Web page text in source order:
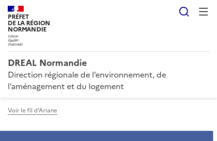
PRÉFET
DE LA RÉGION
NORMANDIE
DREAL Normandie
Direction régionale de l’environnement, de
l’aménagement et du logement
Voir le fil d'Ariane